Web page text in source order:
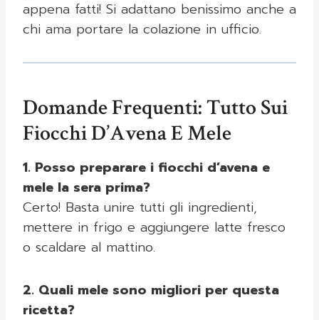
appena fatti! Si adattano benissimo anche a
chi ama portare la colazione in ufficio.
Domande Frequenti: Tutto Sui
Fiocchi D’Avena E Mele
1. Posso preparare i fiocchi d’avena e
mele la sera prima?
Certo! Basta unire tutti gli ingredienti,
mettere in frigo e aggiungere latte fresco
o scaldare al mattino.
2. Quali mele sono migliori per questa
ricetta?